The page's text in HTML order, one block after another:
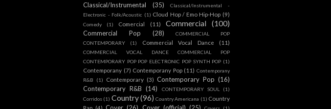
Classical/Instrumental (35)
Classical/Instrumental -
Electronic - Folk/Acoustic (1) Cloud Hop / Emo Hip-Hop (9)
Comedy (1) Comercial (11) Commercial (100)
Commercial Pop (28)
COMMERCIAL POP
CONTEMPORARY
(1) Commercial Vocal Dance (11)
COMMERCIAL VOCAL DANCE COMMERCIAL POP
CONTEMPORARY POP POP ELECTRONIC POP SYNTH POP (1)
Contemporany (7) Contemporany Pop (11) Contemporany
R&B
(1) Contemporary (3) Contemporary Pop (16)
Contemporary R&B (14) CONTEMPORARY SOUL
(1)
Corridos (1) Country(96) Country Americana (1) Country
Rap (4)